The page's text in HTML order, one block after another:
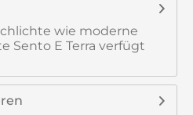
wie moderne
Sento E Terra verfügt